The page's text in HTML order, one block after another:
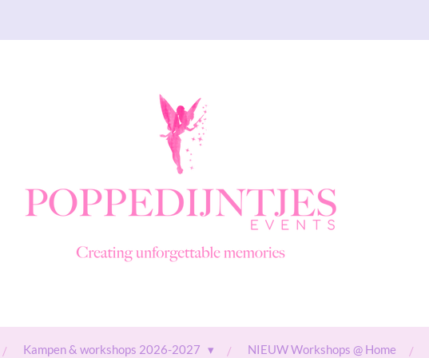
Kampen & workshops 2026-2027 NIEUW Workshops @ Home